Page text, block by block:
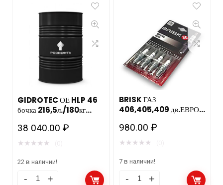
GIDROTEC ОЕ HLP 46
бочка 216,5л./180кг
38 040.00₽
★ ★ ★ ★ ★
22 в наличии!
BRISK ГАЗ
406,405,409 дв.ЕВРО
980.00₽
★ ★ ★ ★ ★
7 в наличии!